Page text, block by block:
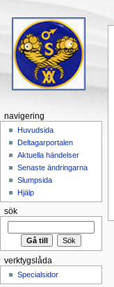
navigering
Huvudsida
Deltagarportalen
Aktuella händelser
Senaste ändringarna
Slumpsida
Hjälp
sök
verktygslåda
Specialsidor